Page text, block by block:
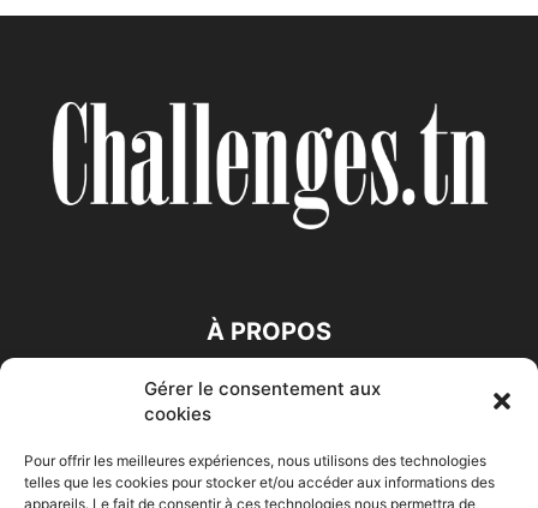
Gérer le consentement aux
cookies
Pour offrir les meilleures expériences, nous utilisons des technologies
telles que les cookies pour stocker et/ou accéder aux informations des
appareils. Le fait de consentir à ces technologies nous permettra de
À PROPOS
SUIVEZ NOUS